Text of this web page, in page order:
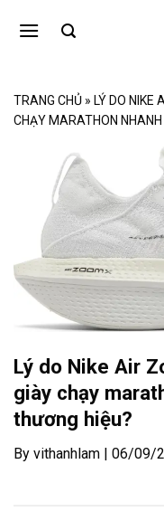
qua
TRANG CHỦ » LÝ DO NIKE
CHẠY MARATHON
Lý do Nike Air
giày chạy
thương hiệu?
By vithanhlam | 06/09/